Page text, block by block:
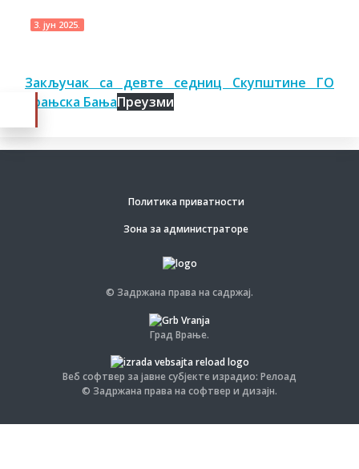
3. јун 2025.
Закључак са девте седниц Скупштине ГО
Врањска БањаПреузми
Политика приватности
Зона за администраторе
© Задржана права на садржај.
Град Врање.
Веб софтвер за јавне субјекте израдио: Релоад
© Задржана права на софтвер и дизајн.